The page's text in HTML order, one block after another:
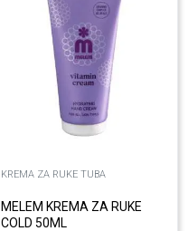
KREMA ZA RUKE TUBA
MELEM KREMA ZA RUKE
COLD 50ML